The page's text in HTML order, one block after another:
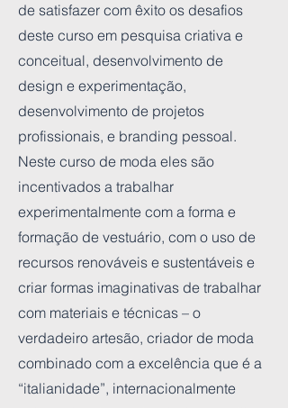
de satisfazer com êxito os desafios
deste curso em pesquisa criativa e
conceitual, desenvolvimento de
design e experimentação,
desenvolvimento de projetos
profissionais, e branding pessoal.
Neste curso de moda eles são
incentivados a trabalhar
experimentalmente com a forma e
formação de vestuário, com o uso de
recursos renováveis ​​e sustentáveis ​​e
criar formas imaginativas de trabalhar
com materiais e técnicas – o
verdadeiro artesão, criador de moda
combinado com a excelência que é a
“italianidade”, internacionalmente